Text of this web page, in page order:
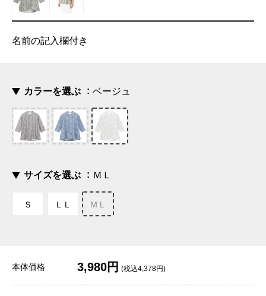
名前の記入欄付き
カラーを選ぶ ベージュ
サイズを選ぶ ＭＬ
Ｓ ＬＬ ＭＬ
本体価格 3,980円 (税込4,378円)